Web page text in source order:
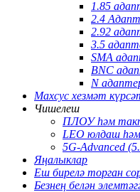
1.85
2.4
2.92
3.5
SMA
BNC
N
Махсус хезмәт
Чишелеш
ПЛОУ һәм
LEO юлдаш
5G-Advanced
Яңалыклар
Еш бирелә торган
Безнең белән